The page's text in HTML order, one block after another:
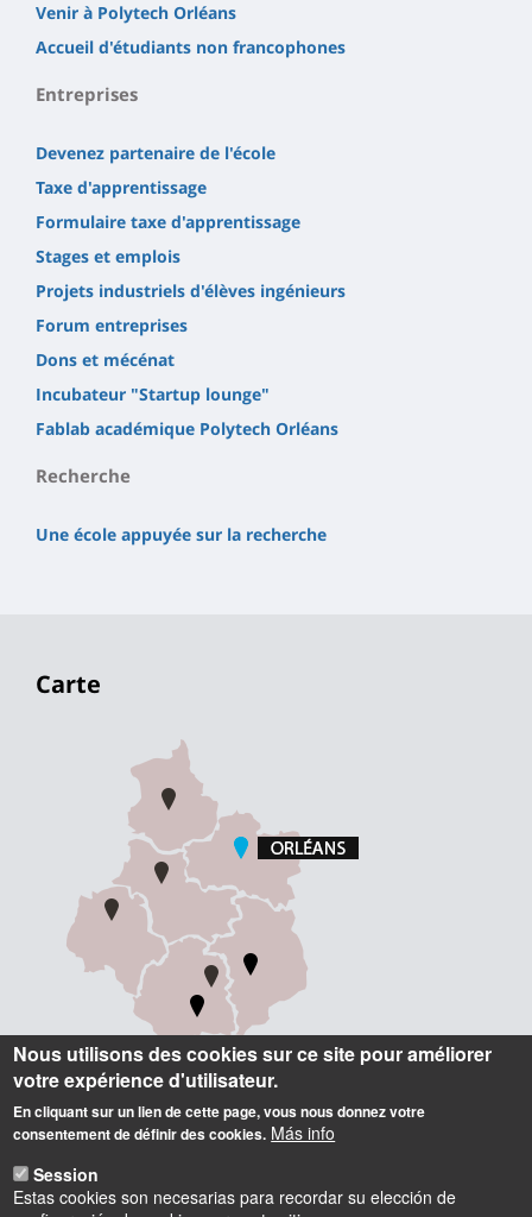
Venir à Polytech Orléans
Accueil d'étudiants non francophones
Entreprises
Devenez partenaire de l'école
Taxe d'apprentissage
Formulaire taxe d'apprentissage
Stages et emplois
Projets industriels d'élèves ingénieurs
Forum entreprises
Dons et mécénat
Incubateur "Startup lounge"
Fablab académique Polytech Orléans
Recherche
Une école appuyée sur la recherche
Carte
Informations
Polytech Orléans
8 rue Léonard de Vinci, 45072 Orléans cedex 2
Tel : 02 38 41 70 50 (standard)
Nous utilisons des cookies sur ce site pour améliorer
votre expérience d'utilisateur.
En cliquant sur un lien de cette page, vous nous donnez votre
consentement de définir des cookies. Más info
Session
Estas cookies son necesarias para recordar su elección de